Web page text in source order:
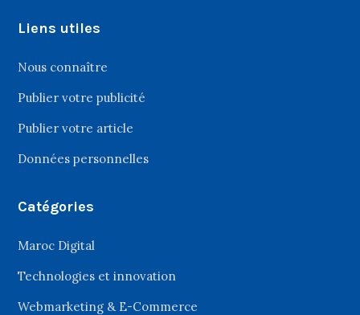
Liens utiles
Nous connaître
Publier votre publicité
Publier votre article
Données personnelles
Catégories
Maroc Digital
Technologies et innovation
Webmarketing & E-Commerce